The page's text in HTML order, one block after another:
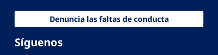
Denuncia las faltas de conducta
Síguenos